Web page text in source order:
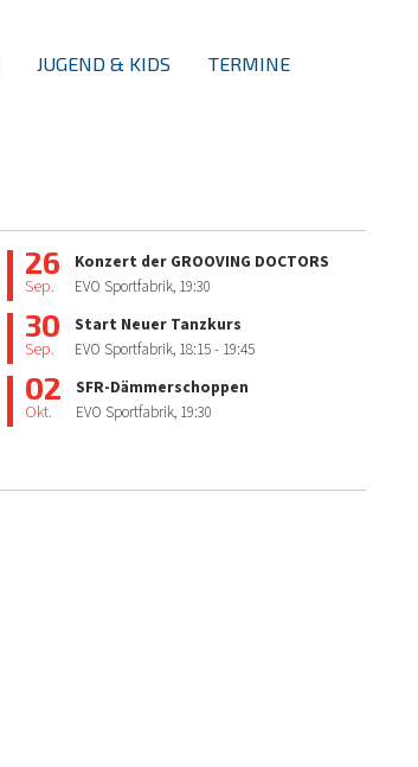
JUGEND & KIDS TERMINE
26
Sep.
Konzert der GROOVING DOCTORS
EVO Sportfabrik, 19:30
30
Sep.
Start Neuer Tanzkurs
EVO Sportfabrik, 18:15- 19:45
02
Okt.
SFR-Dämmerschoppen
EVO Sportfabrik, 19:30